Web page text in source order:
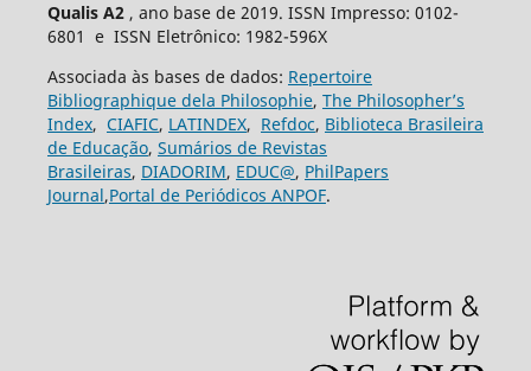
Qualis A2 , ano base de 2019. ISSN Impresso: 0102-
6801 e ISSN Eletrônico: 1982-596X
Associada às bases de dados: Repertoire
Bibliographique dela Philosophie, The Philosopher’s
Index, CIAFIC, LATINDEX, Refdoc, Biblioteca Brasileira
de Educação, Sumários de Revistas
Brasileiras, DIADORIM, EDUC@, PhilPapers
Journal,Portal de Periódicos ANPOF.